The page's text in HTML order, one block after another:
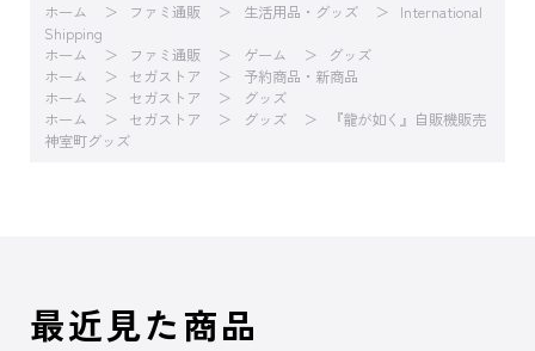
ホーム ファミ通販 生活用品・グッズ
International
Shipping
ホーム
ファミ通販 ゲーム
グッズ
ホーム
セガストア
予約商品・新商品
ホーム
セガストア
グッズ
ホーム
セガストア グッズ
『龍が如く』自販機販売
神室町グッズ
最近見た商品